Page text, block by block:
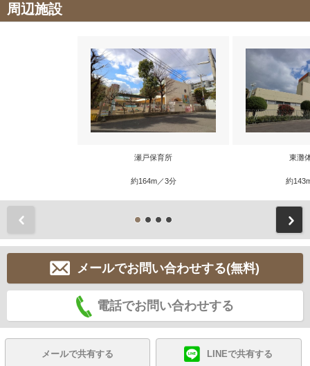
周辺施設
瀬戸保育所
約164m／3分
東灘
約
メールでお問い合わせする(無料)
電話でお問い合わせする
メールで共有する LINEで共有する